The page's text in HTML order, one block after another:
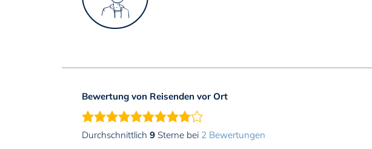
Bewertung von Reisenden vor Ort
Durchschnittlich 9 Sterne bei 2 Bewertungen